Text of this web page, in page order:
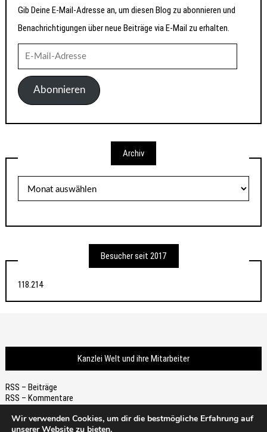
Gib Deine E-Mail-Adresse an, um diesen Blog zu abonnieren und
Benachrichtigungen über neue Beiträge via E-Mail zu erhalten.
Mail-
AdresseAbonnieren
Archiv
Besucher seit 2017
118.214
Kanzlei Welt und ihre Mitarbeiter
RSS – Beiträge
RSS – Kommentare
Wir verwenden Cookies, um dir die bestmögliche Erfahrung auf
unserer Website zu bieten.